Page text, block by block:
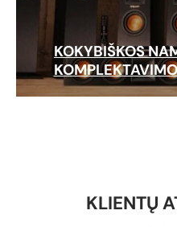
KOKYBIŠKOS
KLIENTŲ